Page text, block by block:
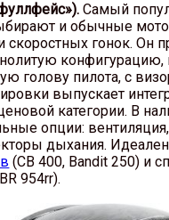
Самый
и обычные
скоростных гонок. Он
конфигурацию,
голову пилота, с
выпускает
категории. В
опции:
дыхания.
(CB 400, Bandit 250) и
954rr).